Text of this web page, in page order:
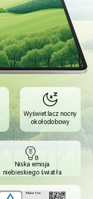
Wyświetlacz nocny
okołodobowy
Niska emisja
niebieskiego światła